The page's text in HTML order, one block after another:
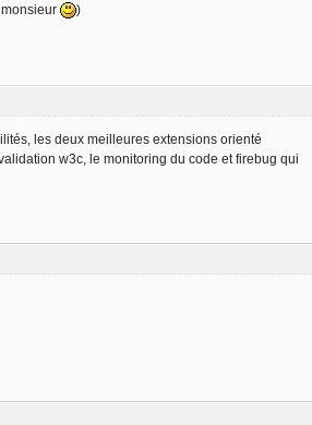
)
les deux meilleures extensions orienté
w3c, le monitoring du code et firebug qui